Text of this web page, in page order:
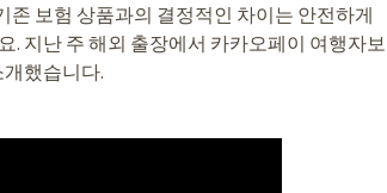
보험 상품과의 결정적인 차이는 안전하게
지난 주 해외 출장에서 카카오페이 여행자보
했습니다.